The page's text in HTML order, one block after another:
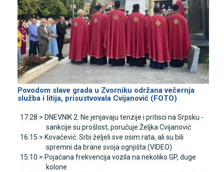
Povodom slave grada u Zvorniku održana večernja
služba i litija, prisustvovala Cvijanović (FOTO)
17:28 > DNEVNIK 2: Ne jenjavaju tenzije i pritisci na Srpsku -
sankcije su prošlost, poručuje Željka Cvijanović
16:15 > Kovačević: Srbi željeli sve osim rata, ali su bili
spremni da brane svoja ognjišta (VIDEO)
15:10 > Pojačana frekvencija vozila na nekoliko GP, duge
kolone